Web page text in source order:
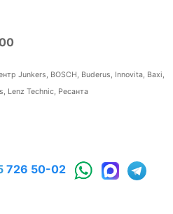
Junkers, BOSCH, Buderus, Innovita, Baxi,
Lenz Technic, Ресанта
726 50-02